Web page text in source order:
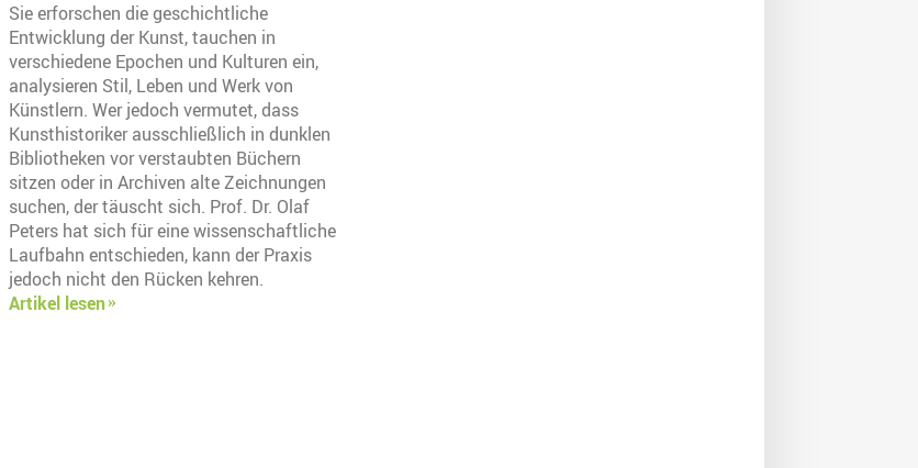
Sie erforschen die geschichtliche
Entwicklung der Kunst, tauchen in
verschiedene Epochen und Kulturen ein,
analysieren Stil, Leben und Werk von
Künstlern. Wer jedoch vermutet, dass
Kunsthistoriker ausschließlich in dunklen
Bibliotheken vor verstaubten Büchern
sitzen oder in Archiven alte Zeichnungen
suchen, der täuscht sich. Prof. Dr. Olaf
Peters hat sich für eine wissenschaftliche
Laufbahn entschieden, kann der Praxis
jedoch nicht den Rücken kehren.
Artikel lesen